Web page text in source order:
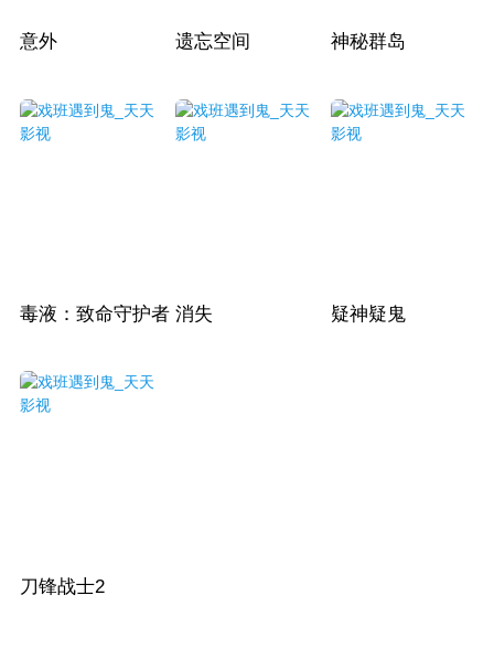
意外 遗忘空间 神秘群岛
毒液：致命守护者 消失 疑神疑鬼
刀锋战士2